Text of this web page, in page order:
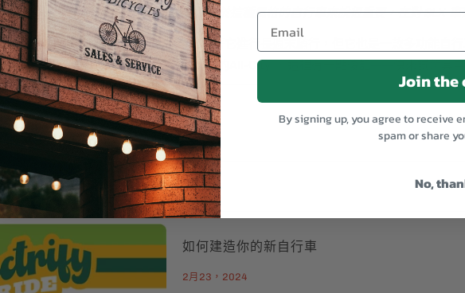
選擇是另一個簡單的選擇，因為重量對於這種風格的自行車來說很重要，在對 SLX
Pink 是一款快速鋼製自行車，您可以騎著它進行長週末騎行，但它也是一款多功能自
件。有關完整的建造規格，請前往此處的 All-City 。 這裡有一點後記——快來試駕其
Pin It Email
如何建造你的新自行車
2月23，2024
Join the
By signing up, you agree to receive
spam or share
No,